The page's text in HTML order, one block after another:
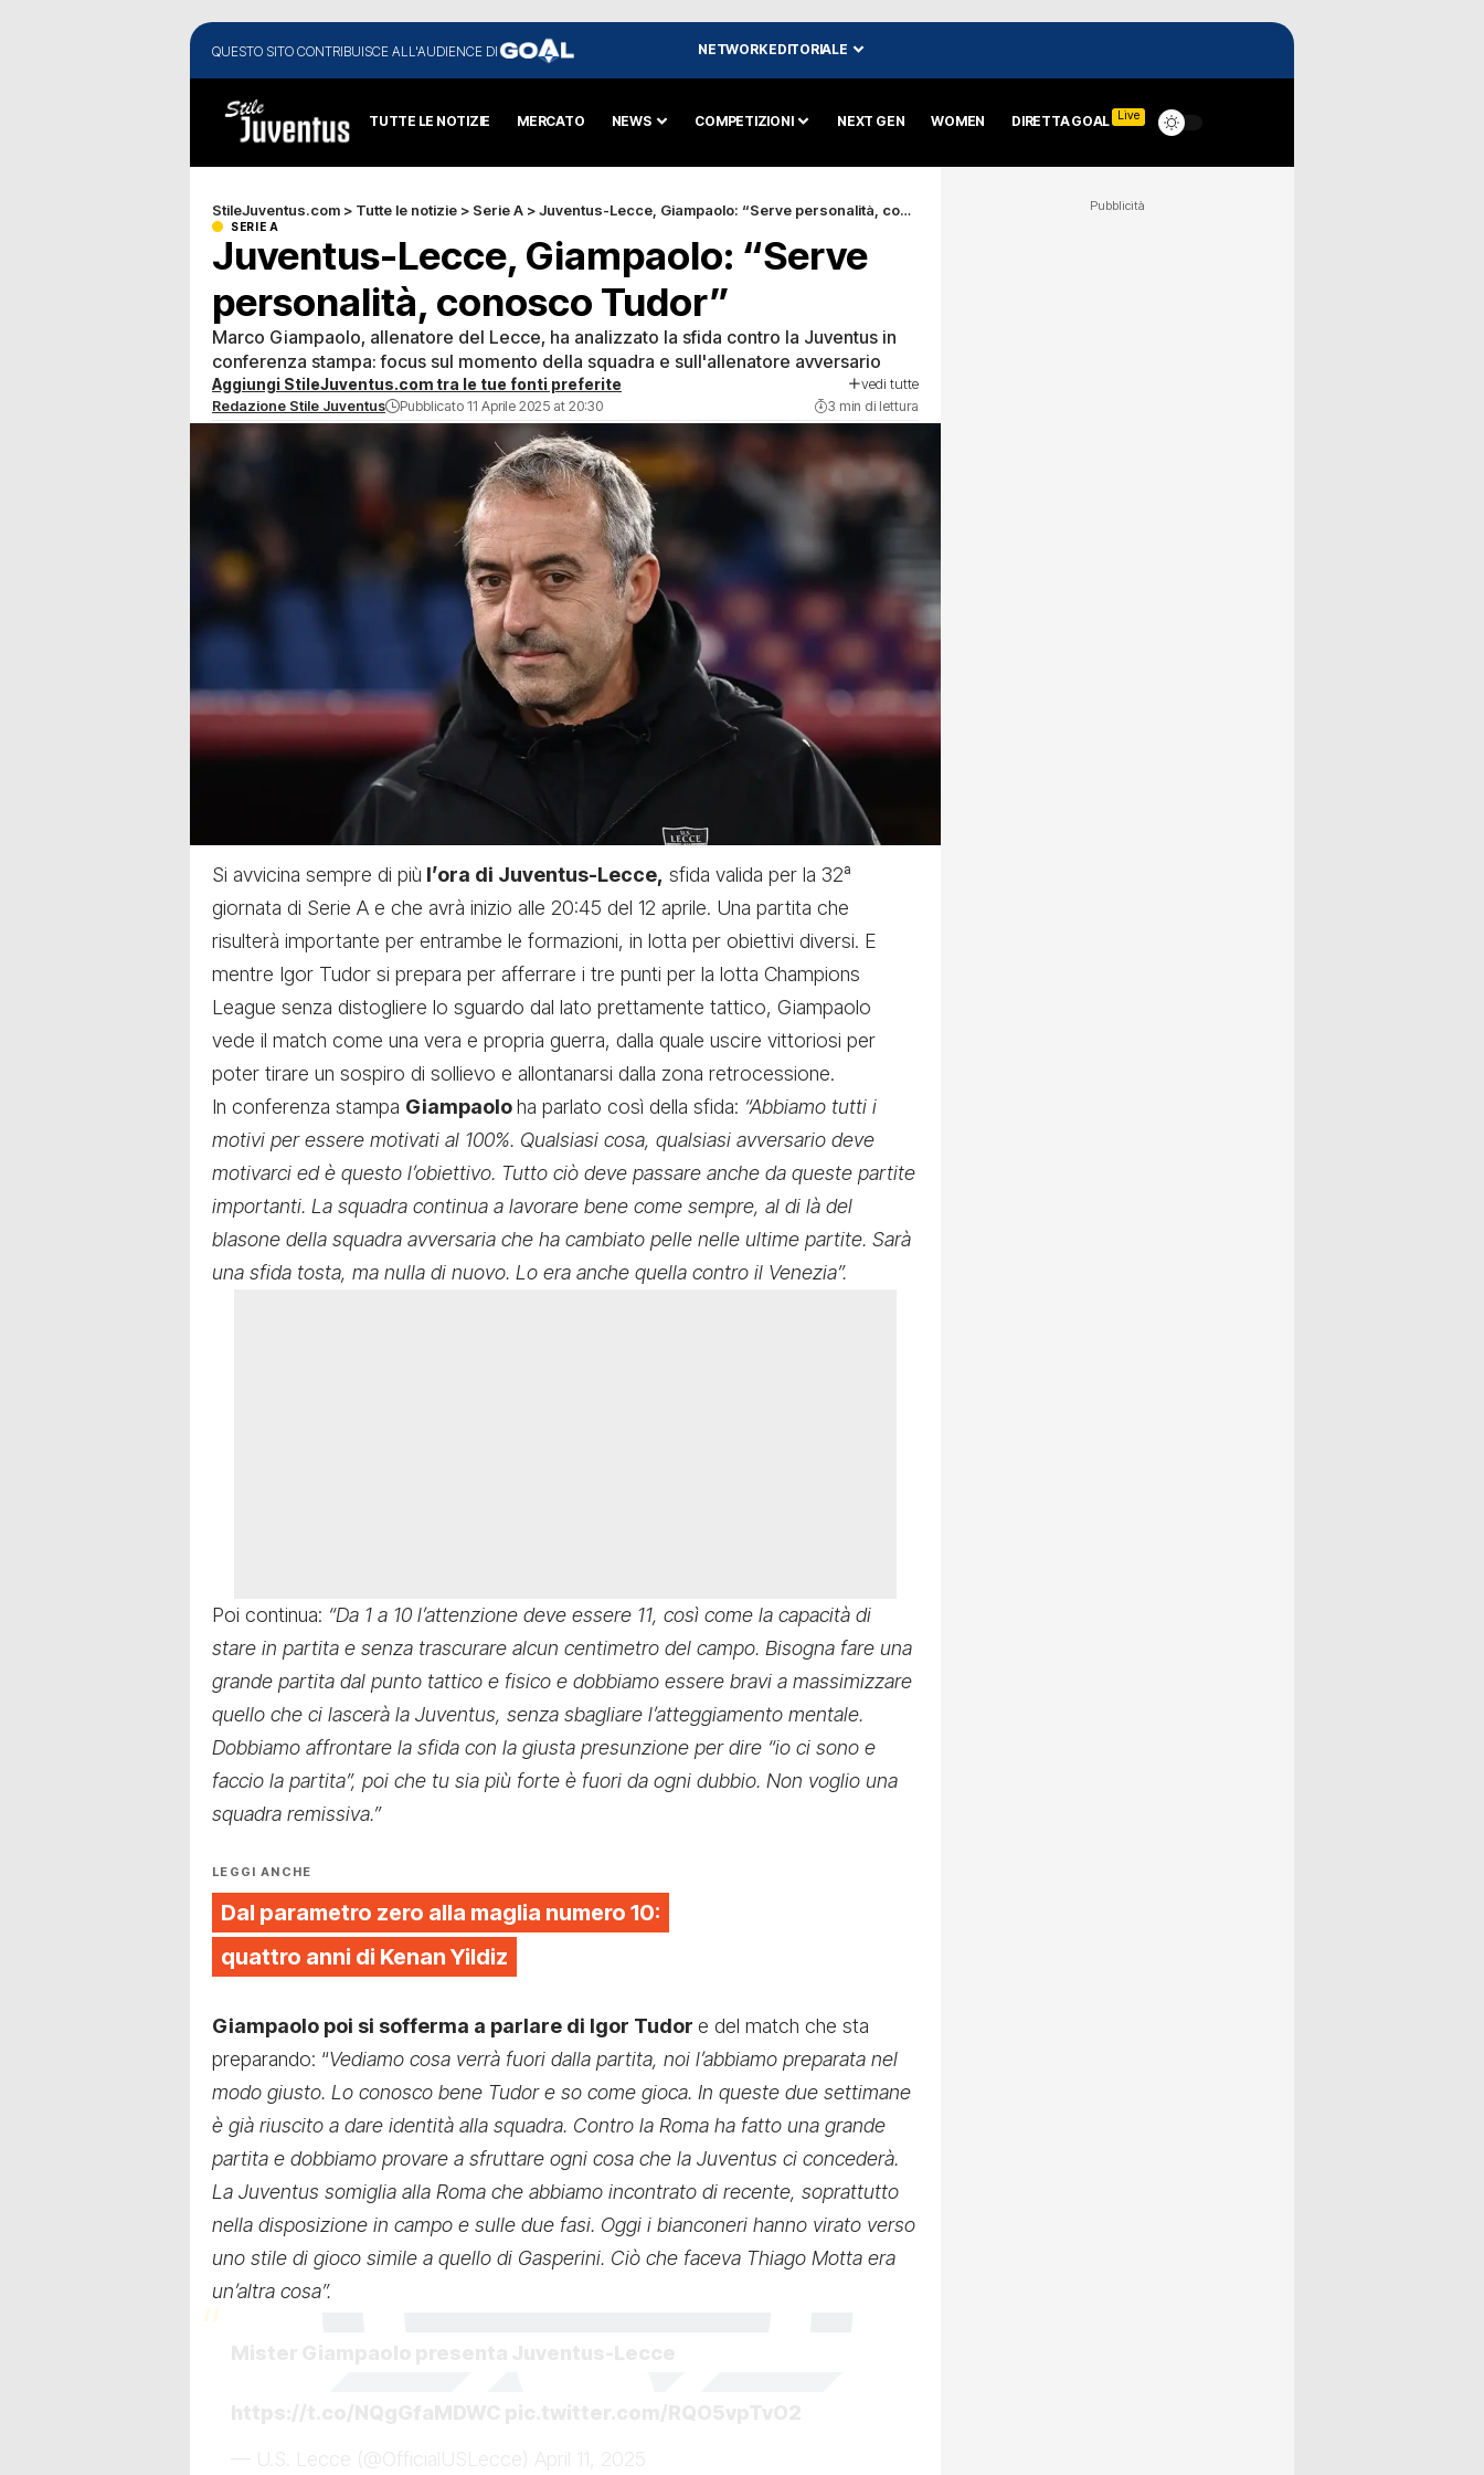
QUESTO SITO CONTRIBUISCE ALL'AUDIENCE DI NETWORK EDITORIALE
TUTTE LE NOTIZIE MERCATO NEWS COMPETIZIONI NEXT GEN WOMEN DIRETTA GOAL Live
StileJuventus.com > Tutte le notizie > Serie A >Juventus-Lecce, Giampaolo: “Serve personalità, conosco Tudor”
SERIE A
Juventus-Lecce, Giampaolo: “Serve
personalità, conosco Tudor”
Marco Giampaolo, allenatore del Lecce, ha analizzato la sfida contro la Juventus in
conferenza stampa: focus sul momento della squadra e sull'allenatore avversario
Aggiungi StileJuventus.com tra le tue fonti preferite vedi tutte
Redazione Stile Juventus Pubblicato 11 Aprile 2025 at 20:30 3 min di lettura
Si avvicina sempre di più l’ora di Juventus-Lecce, sfida valida per la 32ª
giornata di Serie A e che avrà inizio alle 20:45 del 12 aprile. Una partita che
risulterà importante per entrambe le formazioni, in lotta per obiettivi diversi. E
mentre Igor Tudor si prepara per afferrare i tre punti per la lotta Champions
League senza distogliere lo sguardo dal lato prettamente tattico, Giampaolo
vede il match come una vera e propria guerra, dalla quale uscire vittoriosi per
poter tirare un sospiro di sollievo e allontanarsi dalla zona retrocessione.
In conferenza stampa Giampaoloha parlato così della sfida: “Abbiamo tutti i
motivi per essere motivati al 100%. Qualsiasi cosa, qualsiasi avversario deve
motivarci ed è questo l’obiettivo. Tutto ciò deve passare anche da queste partite
importanti. La squadra continua a lavorare bene come sempre, al di là del
blasone della squadra avversaria che ha cambiato pelle nelle ultime partite. Sarà
una sfida tosta, ma nulla di nuovo. Lo era anche quella contro il Venezia”.
Poi continua: “Da 1 a 10 l’attenzione deve essere 11, così come la capacità di
stare in partita e senza trascurare alcun centimetro del campo. Bisogna fare una
grande partita dal punto tattico e fisico e dobbiamo essere bravi a massimizzare
quello che ci lascerà la Juventus, senza sbagliare l’atteggiamento mentale.
Dobbiamo affrontare la sfida con la giusta presunzione per dire “io ci sono e
faccio la partita”, poi che tu sia più forte è fuori da ogni dubbio. Non voglio una
squadra remissiva.”
LEGGI ANCHE
Dal parametro zero alla maglia numero 10:
quattro anni di Kenan Yildiz
Giampaolo poi si sofferma a parlare di Igor Tudor e del match che sta
preparando: “Vediamo cosa verrà fuori dalla partita, noi l’abbiamo preparata nel
modo giusto. Lo conosco bene Tudor e so come gioca. In queste due settimane
è già riuscito a dare identità alla squadra. Contro la Roma ha fatto una grande
partita e dobbiamo provare a sfruttare ogni cosa che la Juventus ci concederà.
La Juventus somiglia alla Roma che abbiamo incontrato di recente, soprattutto
nella disposizione in campo e sulle due fasi. Oggi i bianconeri hanno virato verso
uno stile di gioco simile a quello di Gasperini. Ciò che faceva Thiago Motta era
un’altra cosa”.
Pubblicità